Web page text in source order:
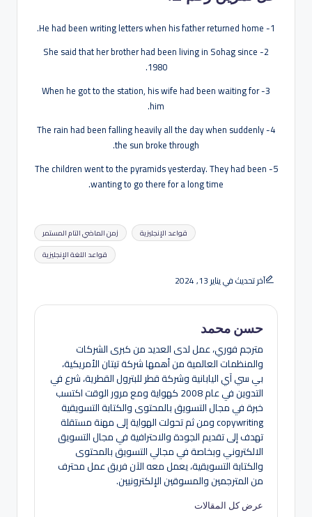
1- He had been writing letters when his father returned home.
2- She said that her brother had been living in Sohag since
1980.
3- When he got to the station, his wife had been waiting for
him.
4- The rain had been falling heavily all the day when suddenly
the sun broke through.
5- The children went to the pyramids yesterday. They had been
wanting to go there for a long time.
زمن الماضي التام المستمر
قواعد الإنجليزية
قواعد اللغة الإنجليزية
آخر تحديث في يناير 13, 2024
حسن محمد
مترجم فوري، عمل لدى العديد من كبرى الشركات
والمنظمات العالمية من أهمها شركة تيتان الأمريكية،
بي سي آي اليابانية وشركة قطر للبترول القطرية، شرع في
التدوين في عام 2008 كهواية ومع مرور الوقت اكتسب
خبرة في مجال التسويق بالمحتوى والكتابة التسويقية
copywriting ومن ثم تحولت الهواية إلى مهنة مستقلة
تهدف إلى تقديم الجودة والاحترافية في مجال التسويق
الالكتروني وبخاصة في مجالي التسويق بالمحتوى
والكتابة التسويقية، يعمل معه الآن فريق عمل محترف
من المترجمين والمسوقين الإلكترونيين.
عرض كل المقالات